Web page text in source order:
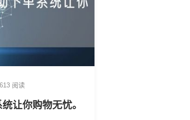
613 阅读
让你购物无忧。